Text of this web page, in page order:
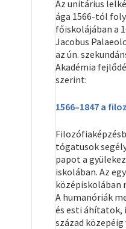
Az unitárius
ága 1566-tól
főiskolájában a
Jacobus
az ún.
Akadémia
szerint:
1566–1847 a
tógatusok
papot a
iskolában. Az
A humanóriák
és esti áhítatok,
század